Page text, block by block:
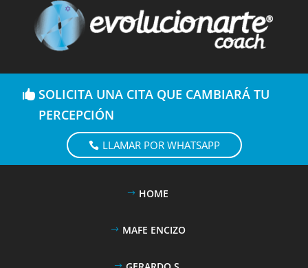
SOLICITA UNA CITA QUE CAMBIARÁ TU
PERCEPCIÓN
LLAMAR POR WHATSAPP
HOME
MAFE ENCIZO